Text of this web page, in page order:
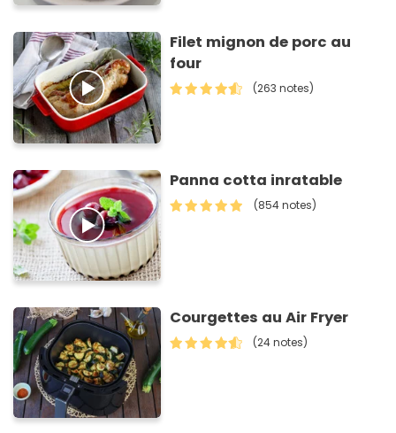
Filet mignon de porc au
four
(263 notes)
Panna cotta inratable
(854 notes)
Courgettes au Air Fryer
(24 notes)